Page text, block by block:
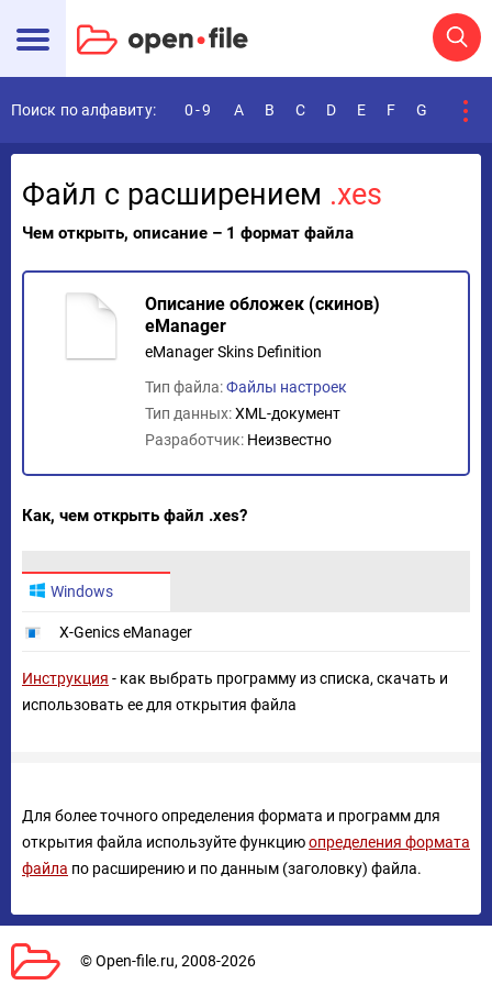
Поиск по алфавиту: 0-9 A B C D E F G
Файл с расширением .xes
Чем открыть, описание – 1 формат файла
Описание обложек (скинов)
eManager
eManager Skins Definition
Тип файла:Файлы настроек
Тип данных:XML-документ
Разработчик: Неизвестно
Как, чем открыть файл .xes?
Windows
X-Genics eManager
Инструкция - как выбрать программу из списка, скачать и
использовать ее для открытия файла
Для более точного определения формата и программ для
открытия файла используйте функциюопределения формата
файла по расширению и по данным (заголовку) файла.
© Open-file.ru, 2008-2026